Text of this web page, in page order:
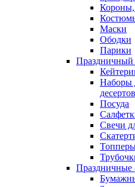
Маски
Ободки
Парики
Праздничный
Наборы
десертов
Посуда
Свечи
Праздничные